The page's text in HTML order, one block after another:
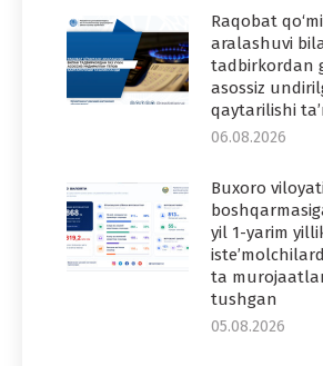
Raqobat
aralashuvi
tadbirkordan
asossiz
qaytarilishi
06.08.2026
Buxoro
yil 1-yarim
ta
tushgan
05.08.2026